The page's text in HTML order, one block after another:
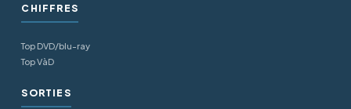
CHIFFRES
Top DVD/blu-ray
Top VàD
SORTIES